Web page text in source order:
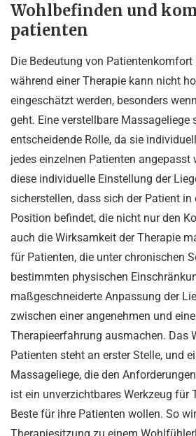
Wohlbefinden und
patienten
Die Bedeutung von
während einer Therapie kann nicht
eingeschätzt werden, besonders
geht. Eine verstellbare Massageliege
entscheidende Rolle, da sie
jedes einzelnen Patienten angepasst
diese individuelle Einstellung der
sicherstellen, dass sich der Patient in
Position befindet, die nicht nur den
auch die Wirksamkeit der Therapie
für Patienten, die unter chronischen
bestimmten physischen
maßgeschneiderte Anpassung der
zwischen einer angenehmen und
Therapieerfahrung ausmachen. Das
Patienten steht an erster Stelle, und
Massageliege, die den
ist ein unverzichtbares Werkzeug für
Beste für ihre Patienten wollen. So